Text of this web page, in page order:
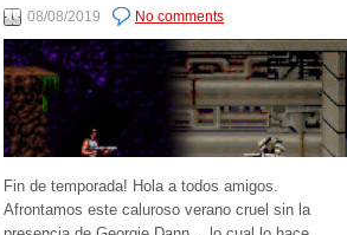
08/08/2019 No comments
Fin de temporada! Hola a todos amigos.
Afrontamos este caluroso verano cruel sin la